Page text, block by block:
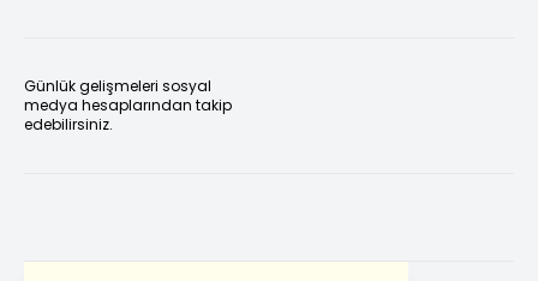
Günlük gelişmeleri sosyal
medya hesaplarından takip
edebilirsiniz.